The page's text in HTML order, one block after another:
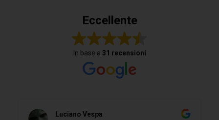
Eccellente
In base a 31 recensioni
Luciano Vespa